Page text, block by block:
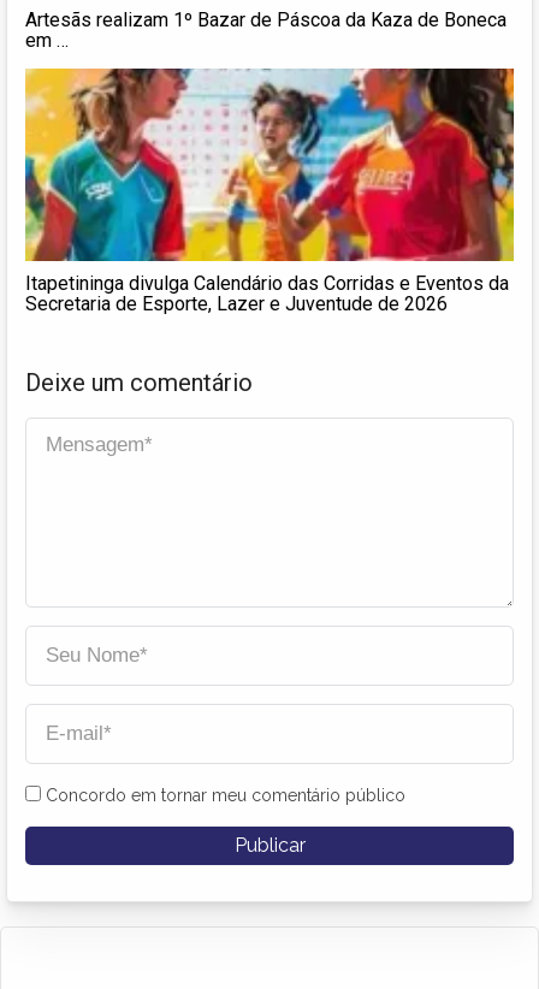
Artesãs realizam 1º Bazar de Páscoa da Kaza de Boneca
em …
Itapetininga divulga Calendário das Corridas e Eventos da
Secretaria de Esporte, Lazer e Juventude de 2026
Deixe um comentário
Concordo em tornar meu comentário público